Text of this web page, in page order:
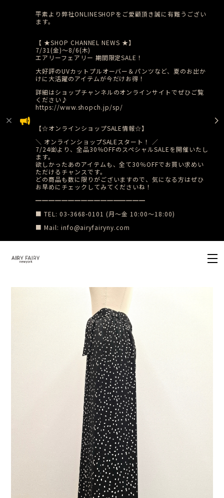
平素より弊社ONLINESHOPをご愛顧頂き誠に有難うござい
ます。
【 ★SHOP CHANNEL NEWS ★】
​7/31(金)〜8/6(木)
エアリーフェアリー 期間限定SALE！
大好評のUVカットプルオーバー＆パンツなど、夏のお出か
けに大活躍のアイテムが今だけお得！
詳細はショップチャンネルのオンラインサイトでぜひご覧
ください♪
https://www.shopch.jp/sp/
【☆オンラインショップSALE情報☆】
​＼ オンラインショップSALEスタート！ ／
7/24㈮より、全品30％OFFのスペシャルSALEを開催いたし
ます。
​欲しかったあのアイテムも、全て30％OFFでお買い求めい
ただけるチャンスです。
どの商品も数に限りがございますので、気になる方はぜひ
お早めにチェックしてみてくださいね！
​━━━━━━━━━━━━━━━━━
■ TEL: 03-3668-0101 (月〜金 10:00〜18:00)
■ Mail: info@airyfairyny.com